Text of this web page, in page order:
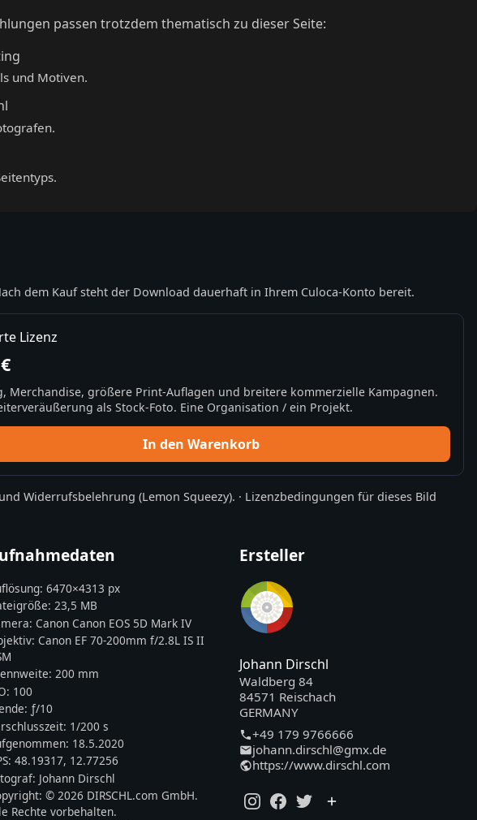
passen trotzdem thematisch zu dieser Seite:
und Motiven.
dem Kauf steht der Download dauerhaft in Ihrem Culoca-Konto bereit.
Lizenz
Merchandise, größere Print-Auflagen und breitere kommerzielle Kampagnen.
als Stock-Foto. Eine Organisation / ein Projekt.
In den Warenkorb
und Widerrufsbelehrung (Lemon Squeezy). · Lizenzbedingungen für dieses Bild
6470×4313 px
23,5 MB
Canon Canon EOS 5D Mark IV
Canon EF 70-200mm f/2.8L IS II
200 mm
100
ƒ/10
1/200 s
18.5.2020
48.19317, 12.77256
Johann Dirschl
© 2026 DIRSCHL.com GmbH.
Rechte vorbehalten.
Ersteller
Johann Dirschl
Waldberg 84
84571 Reischach
GERMANY
+49 179 9766666
johann.dirschl@gmx.de
https://www.dirschl.com